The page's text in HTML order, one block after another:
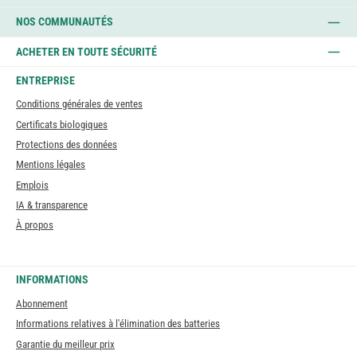
NOS COMMUNAUTÉS
ACHETER EN TOUTE SÉCURITÉ
ENTREPRISE
Conditions générales de ventes
Certificats biologiques
Protections des données
Mentions légales
Emplois
IA & transparence
À propos
INFORMATIONS
Abonnement
Informations relatives à l'élimination des batteries
Garantie du meilleur prix